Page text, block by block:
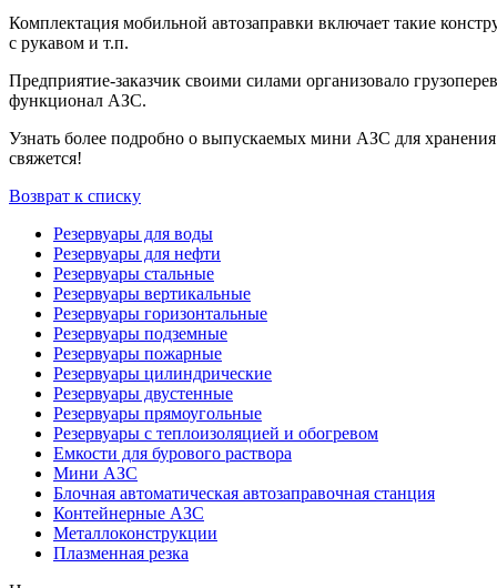
Комплектация мобильной автозаправки включает такие
с рукавом и т.п.
Предприятие-заказчик своими силами организовало
функционал АЗС.
Узнать более подробно о выпускаемых мини АЗС для
свяжется!
Возврат к списку
Резервуары для воды
Резервуары для нефти
Резервуары стальные
Резервуары вертикальные
Резервуары горизонтальные
Резервуары подземные
Резервуары пожарные
Резервуары цилиндрические
Резервуары двустенные
Резервуары прямоугольные
Резервуары с теплоизоляцией и обогревом
Емкости для бурового раствора
Мини АЗС
Блочная автоматическая автозаправочная станция
Контейнерные АЗС
Металлоконструкции
Плазменная резка